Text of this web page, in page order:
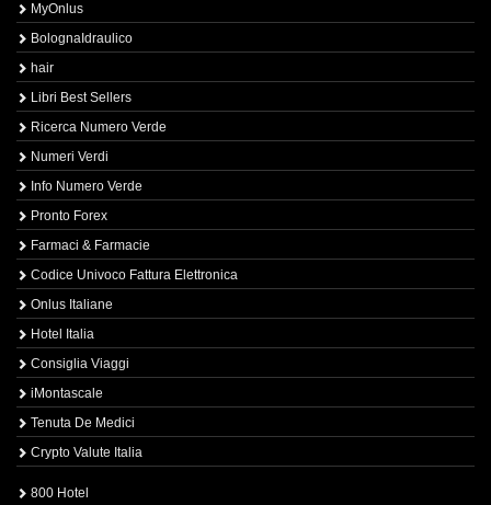
MyOnlus
BolognaIdraulico
hair
Libri Best Sellers
Ricerca Numero Verde
Numeri Verdi
Info Numero Verde
Pronto Forex
Farmaci & Farmacie
Codice Univoco Fattura Elettronica
Onlus Italiane
Hotel Italia
Consiglia Viaggi
iMontascale
Tenuta De Medici
Crypto Valute Italia
800 Hotel